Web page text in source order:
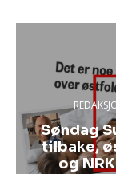
Søndag
tilbake,
og